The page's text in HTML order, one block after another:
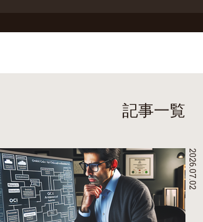
記事一覧
2026.07.02